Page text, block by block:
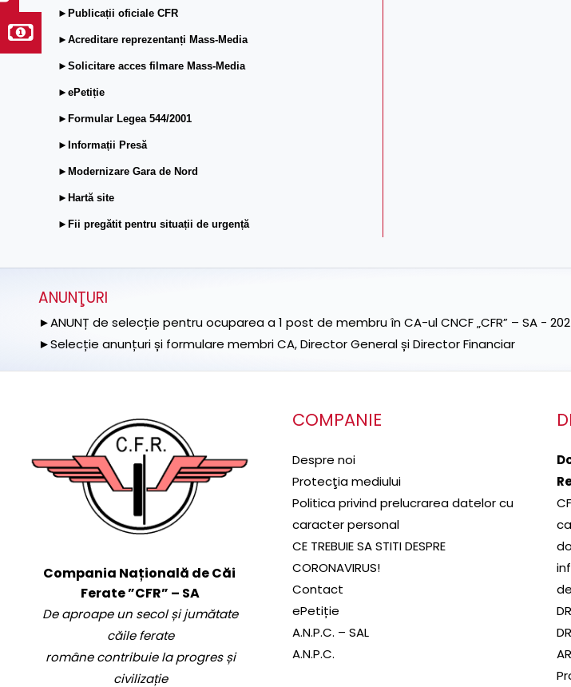
►Publicații oficiale CFR
►Acreditare reprezentanți Mass-Media
►Solicitare acces filmare Mass-Media
►ePetiție
►Formular Legea 544/2001
►Informații Presă
►Modernizare Gara de Nord
►Hartă site
►Fii pregătit pentru situații de urgență
ANUNŢURI
►ANUNȚ de selecție pentru ocuparea a 1 post de membru în CA-ul CNCF „CFR” – SA -
►Selecție anunțuri și formulare membri CA, Director General și Director Financiar
Compania Națională de Căi
Ferate ”CFR” – SA
De aproape un secol și jumătate
căile ferate
române contribuie la progres și
civilizație
COMPANIE
Despre noi
Protecţia mediului
Politica privind prelucrarea datelor cu
caracter personal
CE TREBUIE SA STITI DESPRE
CORONAVIRUS!
Contact
ePetiție
A.N.P.C. – SAL
A.N.P.C.